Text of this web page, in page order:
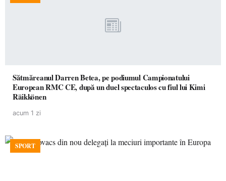
Sătmăreanul Darren Betea, pe podiumul Campionatului
European RMC CE, după un duel spectaculos cu fiul lui Kimi
Räikkönen
acum 1 zi
SPORT